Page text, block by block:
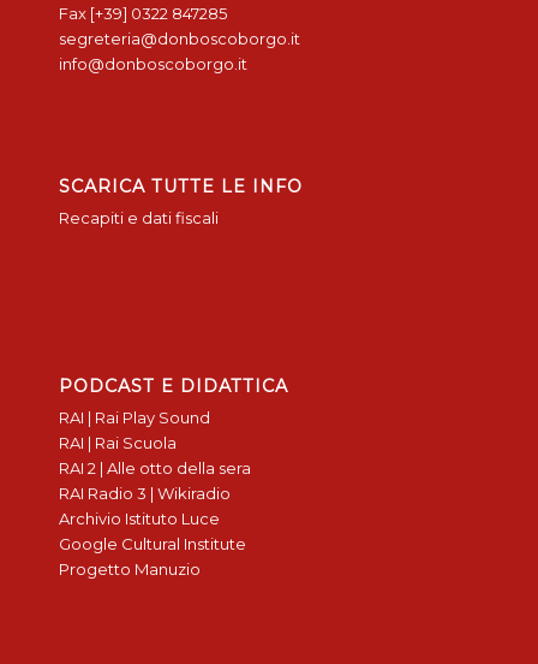
Fax [+39] 0322 847285
segreteria@donboscoborgo.it
info@donboscoborgo.it
SCARICA TUTTE LE INFO
Recapiti e dati fiscali
PODCAST E DIDATTICA
RAI | Rai Play Sound
RAI | Rai Scuola
RAI 2 | Alle otto della sera
RAI Radio 3 | Wikiradio
Archivio Istituto Luce
Google Cultural Institute
Progetto Manuzio